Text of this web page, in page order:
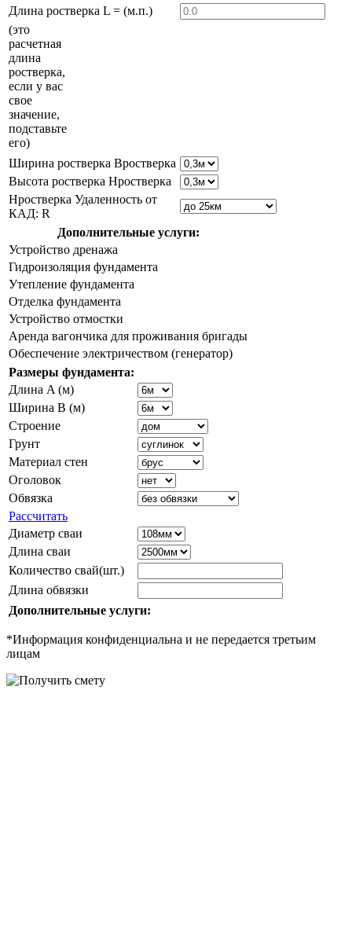
Длина ростверка L = (м.п.)
(это
расчетная
длина
ростверка,
если у вас
свое
значение,
подставьте
его)
Ширина ростверка Bростверка
Высота ростверка Hростверка
Hростверка Удаленность от
КАД: R
Дополнительные услуги:
Устройство дренажа
Гидроизоляция фундамента
Утепление фундамента
Отделка фундамента
Устройство отмостки
Аренда вагончика для проживания бригады
Обеспечение электричеством (генератор)
Размеры фундамента:
Длина A (м)
Ширина B (м)
Строение
Грунт
Материал стен
Оголовок
Обвязка
Рассчитать
Диаметр сваи
Длина сваи
Количество свай(шт.)
Длина обвязки
Дополнительные услуги:
*Информация конфиденциальна и не передается третьим
лицам